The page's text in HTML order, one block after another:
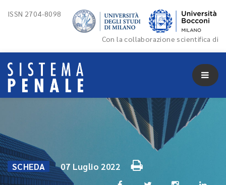
ISSN 2704-8098
Con la collaborazione scientifica di
SCHEDA 07 Luglio 2022